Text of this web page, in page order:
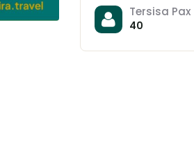
Tersisa Pax
40